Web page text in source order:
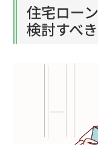
住宅ロー
検討すべ